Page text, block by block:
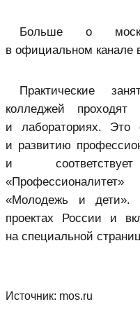
Больше о
в официальном канале
Практические
колледжей проходят
и лабораториях. Это
и развитию
и
«Молодежь и дети».
проектах России и
на специальной
Источник: mos.ru